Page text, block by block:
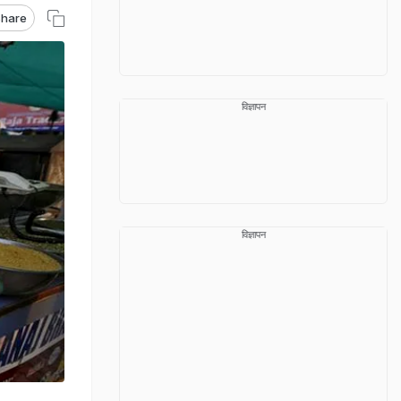
विज्ञापन
विज्ञापन